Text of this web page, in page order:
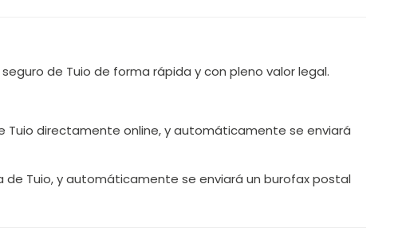
de Tuio de forma rápida y con pleno valor legal.
Tuio directamente online, y automáticamente se enviará
Tuio, y automáticamente se enviará un burofax postal